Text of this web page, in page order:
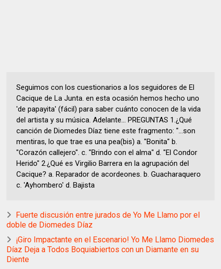
Seguimos con los cuestionarios a los seguidores de El
Cacique de La Junta. en esta ocasión hemos hecho uno
'de papayita' (fácil) para saber cuánto conocen de la vida
del artista y su música. Adelante... PREGUNTAS 1.¿Qué
canción de Diomedes Díaz tiene este fragmento: "…son
mentiras, lo que trae es una pea(bis) a. "Bonita" b.
"Corazón callejero". c. "Brindo con el alma" d. "El Condor
Herido" 2.¿Qué es Virgilio Barrera en la agrupación del
Cacique? a. Reparador de acordeones. b. Guacharaquero
c. 'Ayhombero' d. Bajista
Fuerte discusión entre jurados de Yo Me Llamo por el
doble de Diomedes Díaz
¡Giro Impactante en el Escenario! Yo Me Llamo Diomedes
Díaz Deja a Todos Boquiabiertos con un Diamante en su
Diente